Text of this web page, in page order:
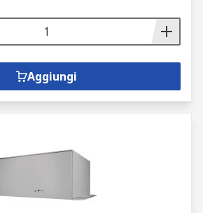
Aggiungi